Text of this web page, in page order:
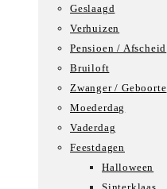
Geslaagd
Verhuizen
Pensioen / Afscheid
Bruiloft
Zwanger / Geboorte
Moederdag
Vaderdag
Feestdagen
Halloween